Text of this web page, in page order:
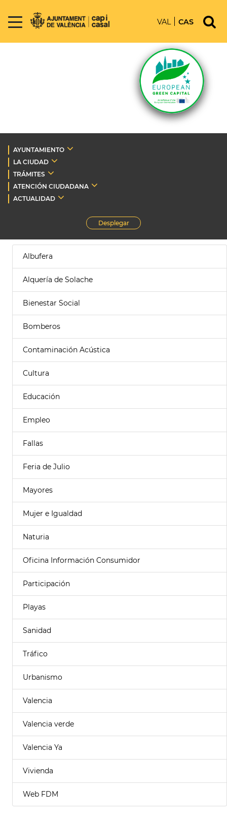
VAL CAS
AYUNTAMIENTO
LA CIUDAD
TRÁMITES
ATENCIÓN CIUDADANA
ACTUALIDAD
Desplegar
Albufera
Alquería de Solache
Bienestar Social
Bomberos
Contaminación Acústica
Cultura
Educación
Empleo
Fallas
Feria de Julio
Mayores
Mujer e Igualdad
Naturia
Oficina Información Consumidor
Participación
Playas
Sanidad
Tráfico
Urbanismo
Valencia
Valencia verde
Valencia Ya
Vivienda
Web FDM